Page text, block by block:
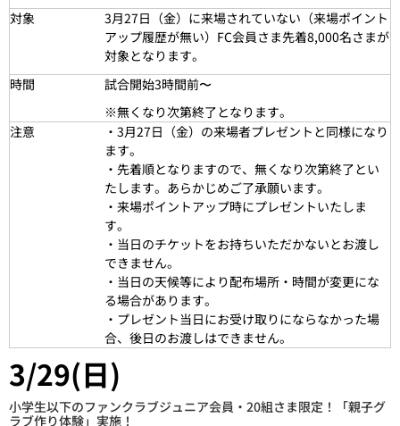
対象
3月27日（金）に来場されていない（来場ポイント
アップ履歴が無い）FC会員さま先着8,000名さまが
対象となります。
時間
試合開始3時間前〜
※無くなり次第終了となります。
注意
・3月27日（金）の来場者プレゼントと同様になり
ます。
・先着順となりますので、無くなり次第終了とい
たします。あらかじめご了承願います。
・来場ポイントアップ時にプレゼントいたしま
す。
・当日のチケットをお持ちいただかないとお渡し
できません。
・当日の天候等により配布場所・時間が変更にな
る場合があります。
・プレゼント当日にお受け取りにならなかった場
合、後日のお渡しはできません。
3/29(日)
小学生以下のファンクラブジュニア会員・20組さま限定！「親子グ
ラブ作り体験」実施！